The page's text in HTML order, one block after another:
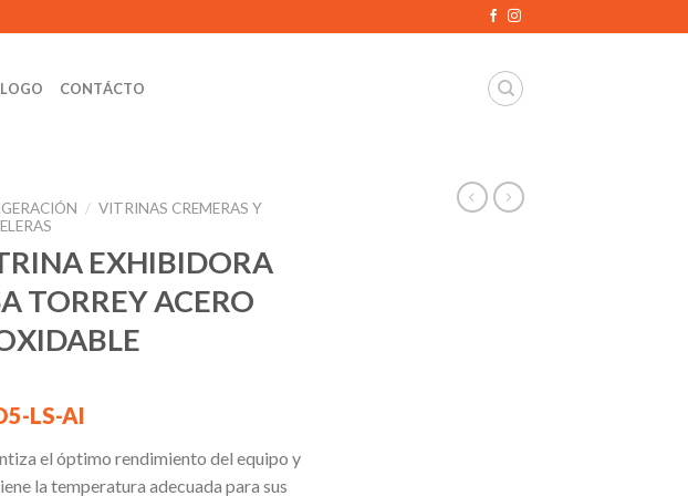
CONTÁCTO
/ VITRINAS CREMERAS Y
EXHIBIDORA
TORREY ACERO
LS-AI
el óptimo rendimiento del equipo y
la temperatura adecuada para sus